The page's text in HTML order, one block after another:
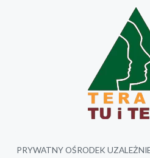
PRYWATNY OŚRODEK